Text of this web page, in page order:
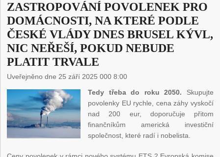
ZASTROPOVÁNÍ POVOLENEK PRO
DOMÁCNOSTI, NA KTERÉ PODLE
ČESKÉ VLÁDY DNES BRUSEL KÝVL,
NIC NEŘEŠÍ, POKUD NEBUDE
PLATIT TRVALE
Uveřejněno dne 25 září 2025 000 8:00
Tedy třeba do roku 2050. Skupujte
povolenky EU rychle, cena záhy vyskočí
nad 200 eur, doporučuje přitom
finančníkům americká investiční
společnost, které radí i nobelista.